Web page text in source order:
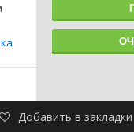
Добавить в закладки